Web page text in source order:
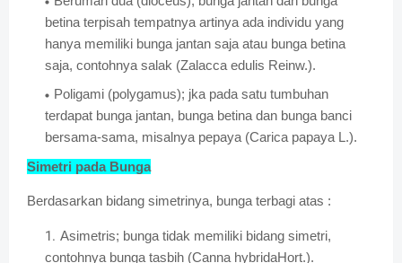
betina terpisah tempatnya artinya ada individu yang
hanya memiliki bunga jantan saja atau bunga betina
saja, contohnya salak (Zalacca edulis Reinw.).
Poligami (polygamus); jka pada satu tumbuhan
terdapat bunga jantan, bunga betina dan bunga banci
bersama-sama, misalnya pepaya (Carica papaya L.).
Simetri pada Bunga
Berdasarkan bidang simetrinya, bunga terbagi atas :
Asimetris; bunga tidak memiliki bidang simetri,
contohnya bunga tasbih (Canna hybridaHort.).